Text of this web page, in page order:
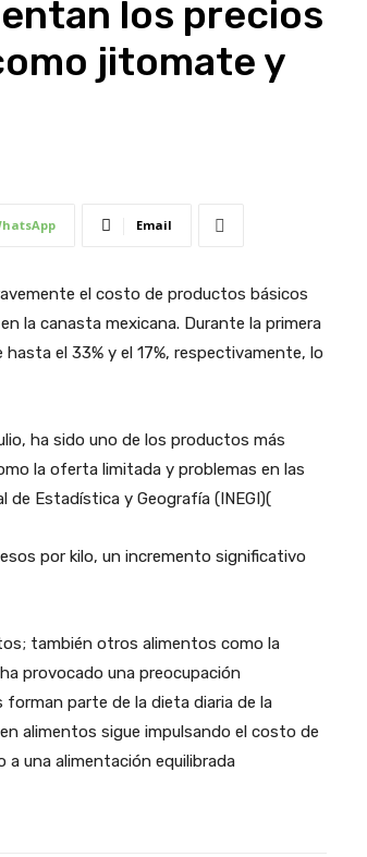
los precios
jitomate y
Email
el costo de productos básicos
la canasta mexicana. Durante la primera
el 33% y el 17%, respectivamente, lo
ha sido uno de los productos más
la oferta limitada y problemas en las
Estadística y Geografía (INEGI)​(
por kilo, un incremento significativo
también otros alimentos como la
provocado una preocupación
parte de la dieta diaria de la
alimentos sigue impulsando el costo de
una alimentación equilibrada​